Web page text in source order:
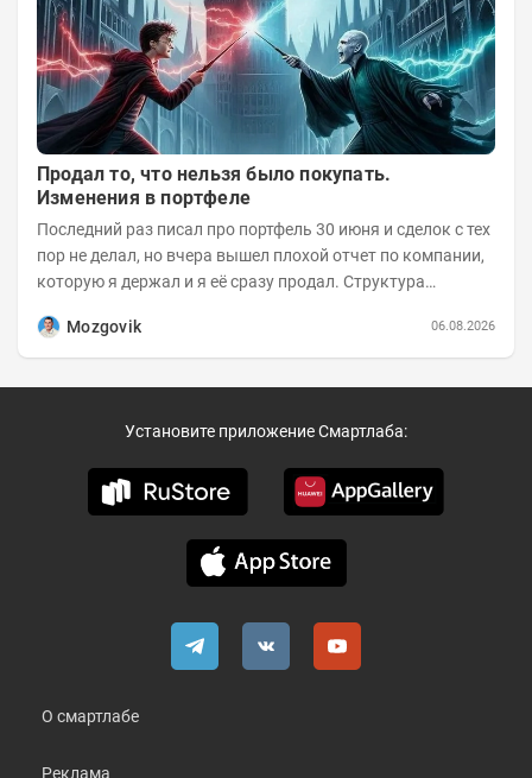
Продал то, что нельзя было покупать.
Изменения в портфеле
Последний раз писал про портфель 30 июня и сделок с тех
пор не делал, но вчера вышел плохой отчет по компании,
которую я держал и я её сразу продал. Структура
Mozgovik
06.08.2026
Установите приложение Смартлаба:
О смартлабе
Реклама